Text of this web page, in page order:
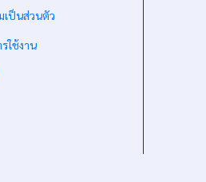
เป็นส่วนตัว
ใช้งาน